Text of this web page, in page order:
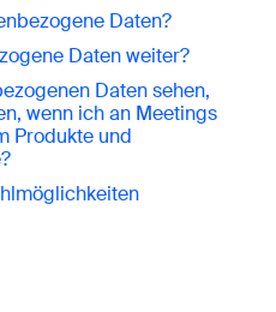
Daten?
Daten weiter?
Daten sehen,
wenn ich an Meetings
Produkte und